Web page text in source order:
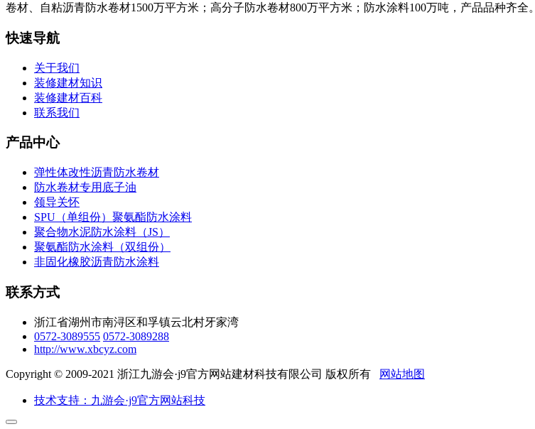
卷材、自粘沥青防水卷材1500万平方米；高分子防水卷材800万平方米；防水涂料100万吨，产品品种齐全。
快速导航
关于我们
装修建材知识
装修建材百科
联系我们
产品中心
弹性体改性沥青防水卷材
防水卷材专用底子油
领导关怀
SPU（单组份）聚氨酯防水涂料
聚合物水泥防水涂料（JS）
聚氨酯防水涂料（双组份）
非固化橡胶沥青防水涂料
联系方式
浙江省湖州市南浔区和孚镇云北村牙家湾
0572-3089555 0572-3089288
http://www.xbcyz.com
Copyright © 2009-2021 浙江九游会·j9官方网站建材科技有限公司 版权所有 网站地图
技术支持：九游会·j9官方网站科技